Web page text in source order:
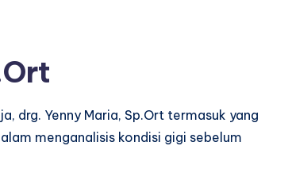
drg. Yenny Maria, Sp.Ort termasuk yang
menganalisis kondisi gigi sebelum